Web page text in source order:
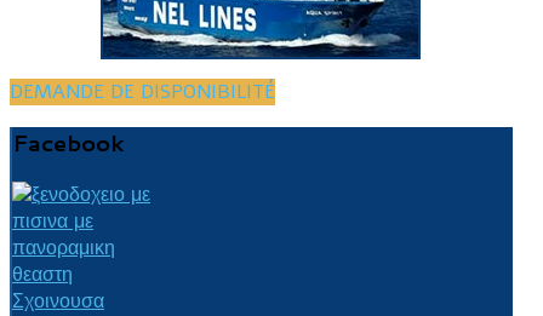
DEMANDE DE DISPONIBILITÉ
Facebook